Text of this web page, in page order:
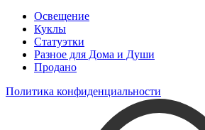
Освещение
Куклы
Статуэтки
Разное для Дома и Души
Продано
Политика конфиденциальности